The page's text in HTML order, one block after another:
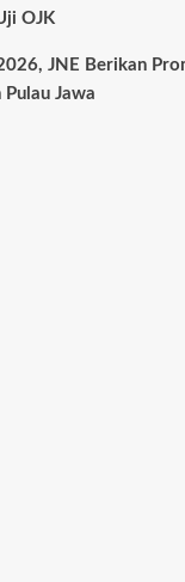
OJK
JNE Berikan
Jawa